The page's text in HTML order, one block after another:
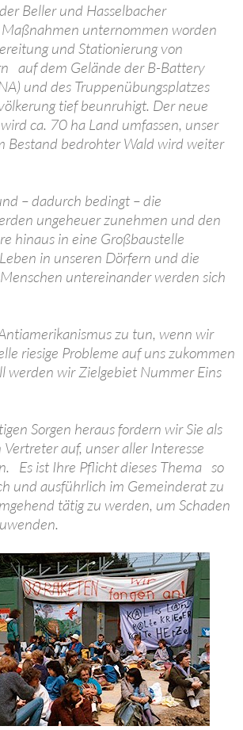
Beller und Hasselbacher
unternommen worden
und Stationierung von
auf dem Gelände der B-Battery
und des Truppenübungsplatzes
tief beunruhigt. Der neue
ca. 70 ha Land umfassen, unser
Bestand bedrohter Wald wird weiter
– dadurch bedingt – die
ungeheuer zunehmen und den
hinaus in eine Großbaustelle
in unseren Dörfern und die
untereinander werden sich
zu tun, wenn wir
riesige Probleme auf uns zukommen
werden wir Zielgebiet Nummer Eins
Sorgen heraus fordern wir Sie als
auf, unser aller Interesse
Es ist Ihre Pflicht dieses Thema so
und ausführlich im Gemeinderat zu
tätig zu werden, um Schaden